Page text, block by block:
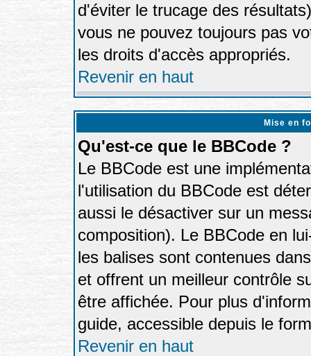
d'éviter le trucage des
vous ne pouvez toujours pas
les droits d'accès appropriés.
Revenir en haut
Mise en
Qu'est-ce que le BBCode ?
Le BBCode est une
l'utilisation du BBCode est
aussi le désactiver sur un
composition). Le BBCode en
les balises sont contenues
et offrent un meilleur contrôle
être affichée. Pour plus
guide, accessible depuis le
Revenir en haut